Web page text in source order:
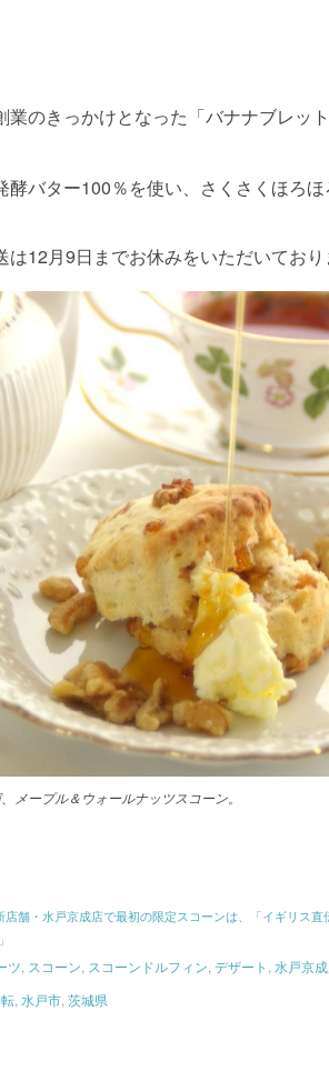
のきっかけとなった「バナナブレッ
バター100％を使い、さくさくほろほ
は12月9日までお休みをいただいており
メープル＆ウォールナッツスコーン。
店舗・水戸京成店で最初の限定スコーンは、「イギリス
ツ スコーン スコーンドルフィン デザート 水戸京
水戸市 茨城県